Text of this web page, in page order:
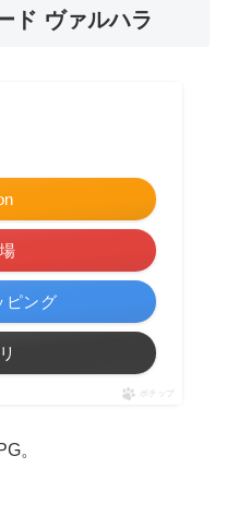
ド ヴァルハラ
ピング
ポチップ
。